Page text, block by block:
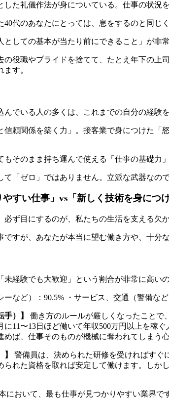
た礼儀作法が身についている。仕事の状況
代のあなたにとっては、息をするのと同じ
しての基本が当たり前にできること」が非
の役職やプライドを捨てて、たとえ年下の
す。
んでいる人の多くは、これまでの自分の経験
頼関係を築く力」。接客業で身につけた「
そのまま持ち運んで使える「仕事の基礎力」
「ゼロ」ではありません。立派な武器なので
すい仕事」vs「新しく技術を身につ
ず目にするのが、私たちの生活を支える欠
すが、あなたが本当に望む働き方や、十分
経験でも大歓迎」という割合が非常に高い
ーなど）：90.5% ・サービス、交通（警備な
）】
働き方のルールが厳しくなったことで
11〜13日ほど働いて年収500万円以上を稼
ば、仕事そのものが機械に奪われてしまう
警備員は、決められた研修を受ければすぐ
られた資格を取れば安定して働けます。し
において、最も仕事が見つかりやすい業界